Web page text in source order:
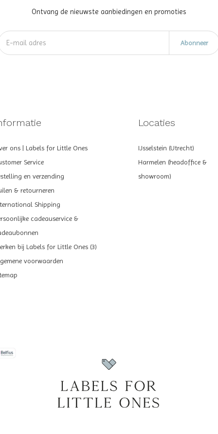
Ontvang de nieuwste aanbiedingen en promoties
Abonneer
ons | Labels for Little Ones
Service
en verzending
& retourneren
Shipping
cadeauservice &
bij Labels for Little Ones (3)
voorwaarden
Locaties
IJsselstein (Utrecht)
Harmelen (headoffice &
showroom)